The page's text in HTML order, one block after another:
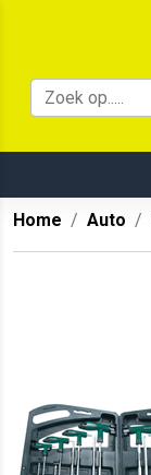
Home Auto